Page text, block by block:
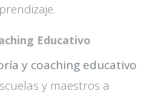
Educativo
y coaching educativo
y maestros a